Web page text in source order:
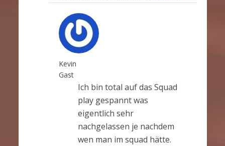
Kevin
Gast
Ich bin total auf das Squad
play gespannt was
eigentlich sehr
nachgelassen je nachdem
wen man im squad hätte.